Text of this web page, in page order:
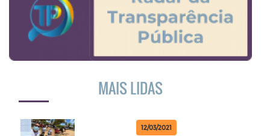
MAIS LIDAS
12/03/2021